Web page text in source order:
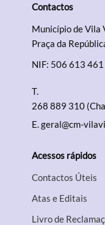
Contactos
Município de Vila
Praça da
NIF: 506 613 461
T.
268 889 310
E.geral@cm-
Acessos rápidos
Contactos Úteis
Atas e Editais
Livro de